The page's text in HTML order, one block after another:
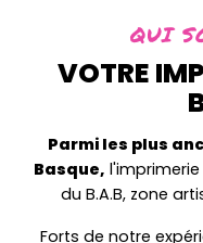
QUI
VOTRE
Parmi les plus
Basque,
du B.A.B, zone
Forts de notre